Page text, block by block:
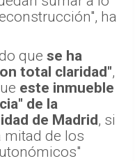
ha
que se ha
total claridad",
este inmueble
de la
de Madrid, si
mitad de los